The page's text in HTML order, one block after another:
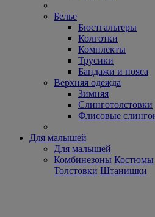
Белье
Бюстгальтеры
Колготки
Комплекты
Трусики
Бандажи и пояса
Верхняя одежда
Зимняя
Слинготолстовки
Флисовые
Для малышей
Для малышей
Комбинезоны Костюмы
Толстовки Штанишки